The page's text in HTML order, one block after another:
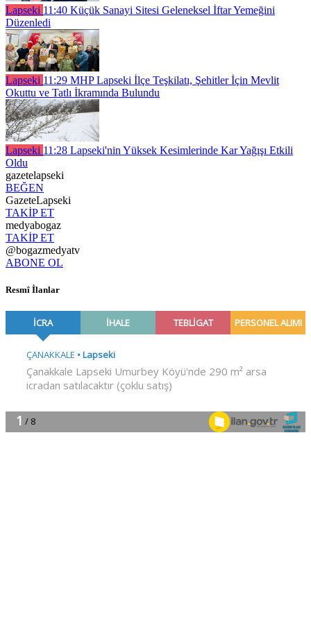
Lapseki 11:40 Küçük Sanayi Sitesi Geleneksel İftar Yemeğini
Düzenledi
Lapseki 11:29 MHP Lapseki İlçe Teşkilatı, Şehitler İçin Mevlit
Okuttu ve Tatlı İkramında Bulundu
Lapseki 11:28 Lapseki'nin Yüksek Kesimlerinde Kar Yağışı Etkili
Oldu
gazetelapseki
BEĞEN
GazeteLapseki
TAKİP ET
medyabogaz
TAKİP ET
@bogazmedyatv
ABONE OL
Resmî İlanlar